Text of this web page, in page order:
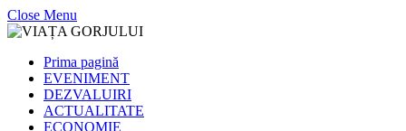
Close Menu
Prima pagină
EVENIMENT
DEZVALUIRI
ACTUALITATE
ECONOMIE